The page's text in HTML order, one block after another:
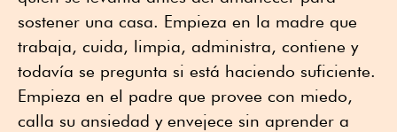
sostener una casa. Empieza en la madre que
trabaja, cuida, limpia, administra, contiene y
todavía se pregunta si está haciendo suficiente.
Empieza en el padre que provee con miedo,
calla su ansiedad y envejece sin aprender a